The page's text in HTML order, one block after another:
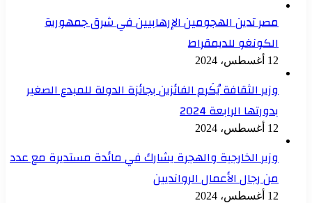
مصر تدين الهجومين الإرهابيين في شرق جمهورية
الكونغو للديمقراط
12 أغسطس، 2024
وزير الثقافة يُكَرم الفائزين بجائزة الدولة للمبدع الصغير
بدورتها الرابعة 2024
12 أغسطس، 2024
وزير الخارجية والهجرة يشارك في مائدة مستديرة مع عدد
من رجال الأعمال الروانديين
12 أغسطس، 2024